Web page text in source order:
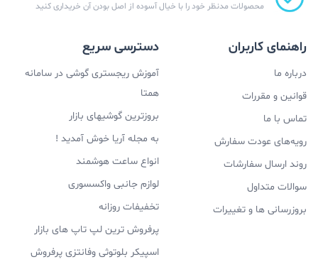
محصولات مدنظر خود را با خیال آسوده از اصل بودن آن خریداری کنید
راهنمای کاربران
درباره ما
قوانین و مقررات
تماس با ما
رویه‌های عودت سفارش
روند ارسال سفارشات
سوالات متداول
بروزرسانی ها و تغییرات
دسترسی سریع
آموزش ریجستری گوشی در سامانه
همتا
بروزترین گوشیهای بازار
به مجله آریا خوش آمدید !
انواع ساعت هوشمند
لوازم جانبی واکسسوری
تخفیفات روزانه
پرفروش ترین لپ تاپ های بازار
اسپیکر بلوتوثی وفانتزی پرفروش